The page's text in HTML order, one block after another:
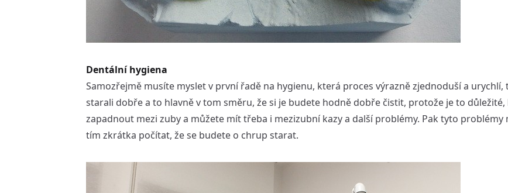
Dentální hygiena
Samozřejmě musíte myslet v první řadě na hygienu, která proces výrazně zjednoduší a urychlí,
starali dobře a to hlavně v tom směru, že si je budete hodně dobře čistit, protože je to
zapadnout mezi zuby a můžete mít třeba i mezizubní kazy a další problémy. Pak tyto
tím zkrátka počítat, že se budete o chrup starat.